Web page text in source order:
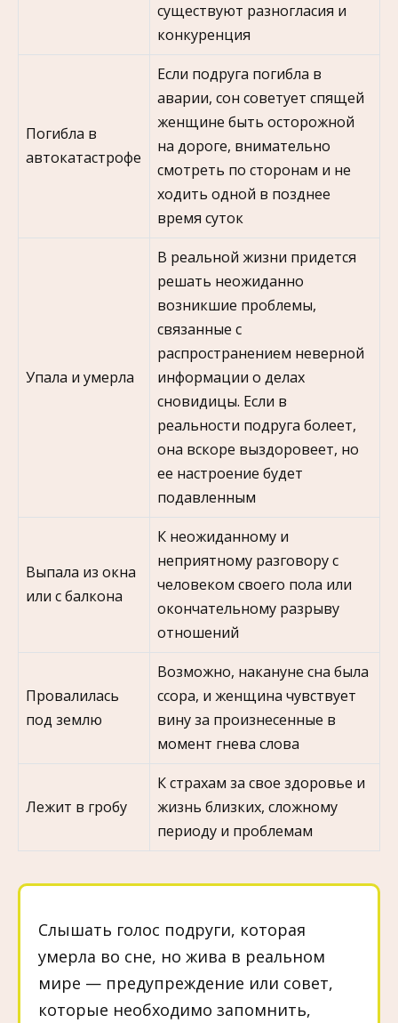
существуют разногласия и
конкуренция
Погибла в
автокатастрофе
Если подруга погибла в
аварии, сон советует спящей
женщине быть осторожной
на дороге, внимательно
смотреть по сторонам и не
ходить одной в позднее
время суток
Упала и умерла
В реальной жизни придется
решать неожиданно
возникшие проблемы,
связанные с
распространением неверной
информации о делах
сновидицы. Если в
реальности подруга болеет,
она вскоре выздоровеет, но
ее настроение будет
подавленным
Выпала из окна
или с балкона
К неожиданному и
неприятному разговору с
человеком своего пола или
окончательному разрыву
отношений
Провалилась
под землю
Возможно, накануне сна была
ссора, и женщина чувствует
вину за произнесенные в
момент гнева слова
Лежит в гробу
К страхам за свое здоровье и
жизнь близких, сложному
периоду и проблемам
Слышать голос подруги, которая
умерла во сне, но жива в реальном
мире — предупреждение или совет,
которые необходимо запомнить,